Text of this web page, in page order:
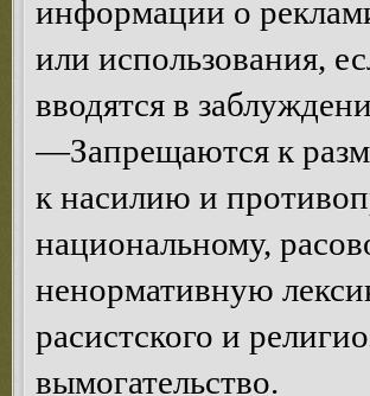
информации о
или использования,
вводятся в
—Запрещаются к
к насилию и
национальному,
ненормативную
расистского и
вымогательство.